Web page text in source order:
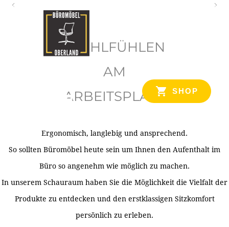
SHOP
WOHLFÜHLEN
AM
ARBEITSPLATZ
Ergonomisch, langlebig und ansprechend.
So sollten Büromöbel heute sein um Ihnen den Aufenthalt im
Büro so angenehm wie möglich zu machen.
In unserem Schauraum haben Sie die Möglichkeit die Vielfalt der
Produkte zu entdecken und den erstklassigen Sitzkomfort
persönlich zu erleben.